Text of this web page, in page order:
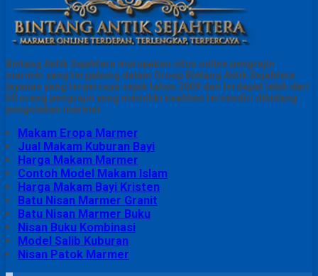
Bintang Antik Sejahtera merupakan situs online pengrajin
marmer yang tergabung dalam Group Bintang Antik Sejahtera
layanan yang terpercaya sejak tahun 2009 dan terdapat lebih dari
50 orang pengrajin yang memiliki keahlian tersendiri dibidang
pengolahan marmer.
Makam Eropa Marmer
Jual Makam Kuburan Bayi
Harga Makam Marmer
Contoh Model Makam Islam
Harga Makam Bayi Kristen
Batu Nisan Marmer Granit
Batu Nisan Marmer Buku
Nisan Buku Kombinasi
Model Salib Kuburan
Nisan Patok Marmer